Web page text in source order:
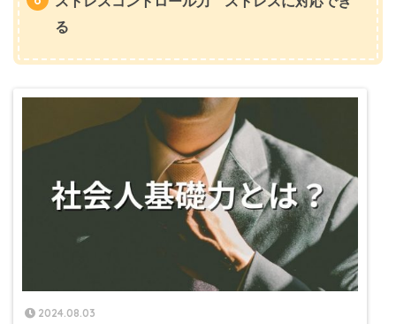
る
2024.08.03